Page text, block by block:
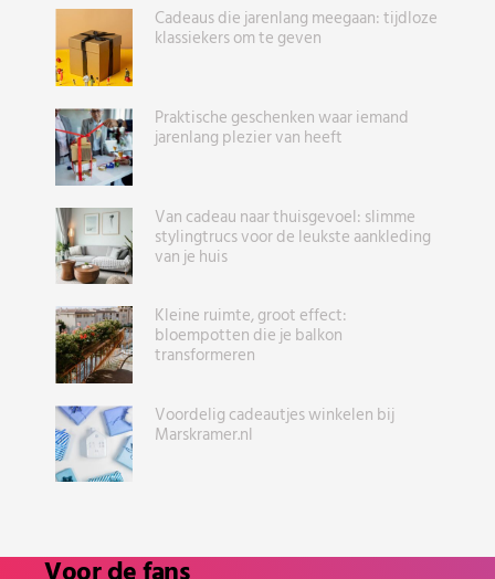
Cadeaus die jarenlang meegaan: tijdloze
klassiekers om te geven
Praktische geschenken waar iemand
jarenlang plezier van heeft
Van cadeau naar thuisgevoel: slimme
stylingtrucs voor de leukste aankleding
van je huis
Kleine ruimte, groot effect:
bloempotten die je balkon
transformeren
Voordelig cadeautjes winkelen bij
Marskramer.nl